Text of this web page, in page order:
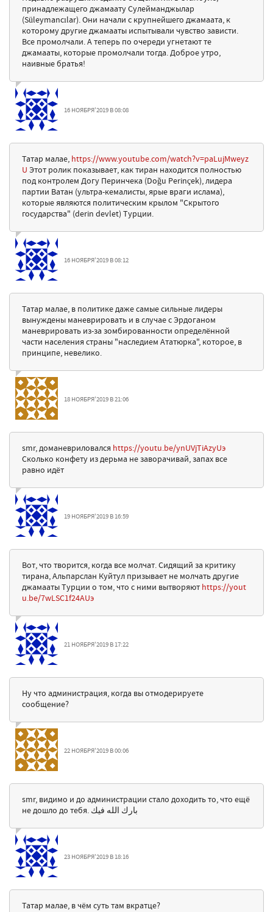
принадлежащего джамаату Сулейманджылар
(Süleymancılar). Они начали с крупнейшего джамаата, к
которому другие джамааты испытывали чувство зависти.
Все промолчали. А теперь по очереди угнетают те
джамааты, которые промолчали тогда. Доброе утро,
наивные братья!
16 НОЯБРЯ'2019 В 08:08
Татар малае, https://www.youtube.com/watch?v=paLujMweyz
U Этот ролик показывает, как тиран находится полностью
под контролем Догу Перинчека (Doğu Perinçek), лидера
партии Ватан (ультра-кемалисты, ярые враги ислама),
которые являются политическим крылом "Скрытого
государства" (derin devlet) Турции.
16 НОЯБРЯ'2019 В 08:12
Татар малае, в политике даже самые сильные лидеры
вынуждены маневрировать и в случае с Эрдоганом
маневрировать из-за зомбированности определённой
части населения страны "наследием Ататюрка", которое, в
принципе, невелико.
18 НОЯБРЯ'2019 В 21:06
smr, доманевриловался https://youtu.be/ynUVjTiAzyUэ
Сколько конфету из дерьма не заворачивай, запах все
равно идёт
19 НОЯБРЯ'2019 В 16:59
Вот, что творится, когда все молчат. Сидящий за критику
тирана, Альпарслан Куйтул призывает не молчать другие
джамааты Турции о том, что с ними вытворяют https://yout
u.be/7wLSC1f24AUэ
21 НОЯБРЯ'2019 В 17:22
Ну что администрация, когда вы отмодерируете
сообщение?
22 НОЯБРЯ'2019 В 00:06
smr, видимо и до администрации стало доходить то, что ещё
не дошло до тебя. بارك الله فيك
23 НОЯБРЯ'2019 В 18:16
Татар малае, в чём суть там вкратце?